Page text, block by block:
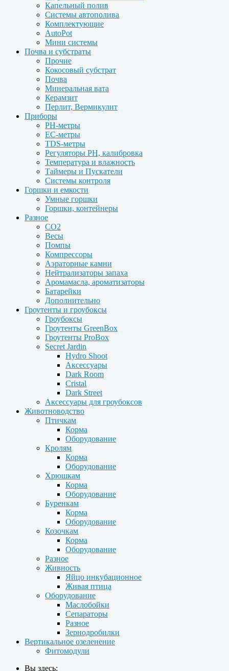
Капельный полив
Системы автополива
Комплектующие
AutoPot
Мини системы
Почва и субстраты
Прочие
Кокосовый субстрат
Почва
Минеральная вата
Керамзит
Перлит, Вермикулит
Приборы
PH-метры
EC-метры
TDS-метры
Регуляторы PH, калибровка
Температура и влажность
Таймеры и Пускатели
Системы контроля
Горшки и емкости
Умные горшки
Горшки, контейнеры
Разное
CO2
Весы
Помпы
Компрессоры
Аэраторные камни
Нейтрализаторы запаха
Аромамасла, ароматизаторы
Батарейки
Дополнительно
Гроутенты и гроубоксы
Гроубоксы
Гроутенты GreenBox
Гроутенты ProBox
Secret Jardin
Hydro Shoot
Аксессуары
Dark Room
Cristal
Dark Street
Аксессуары для гроубоксов
Животноводство
Птичкам
Корма
Оборудование
Кролям
Корма
Оборудование
Хрюшкам
Корма
Оборудование
Буренкам
Корма
Оборудование
Козочкам
Корма
Оборудование
Разное
Живность
Яйцо инкубационное
Живая птица
Оборудование
Маслобойки
Сепараторы
Разное
Зернодробилки
Вертикальное озеленение
Фитомодули
Вы здесь: